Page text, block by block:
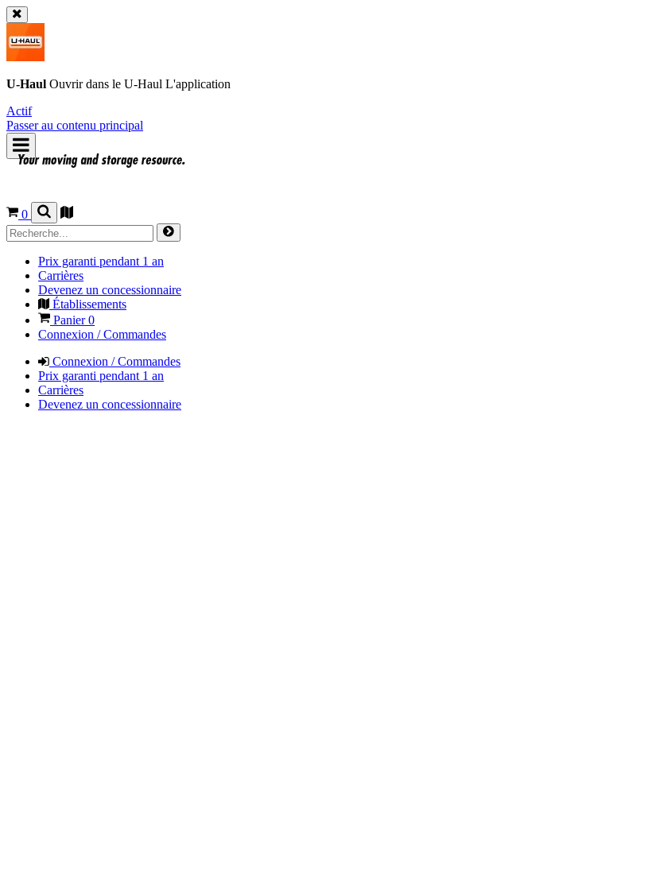
U-Haul Ouvrir dans le U-Haul L'application
Actif
Passer au contenu principal
0
Prix garanti pendant 1 an
Carrières
Devenez un concessionnaire
Établissements
Panier0
Connexion / Commandes
Connexion / Commandes
Prix garanti pendant 1 an
Carrières
Devenez un concessionnaire